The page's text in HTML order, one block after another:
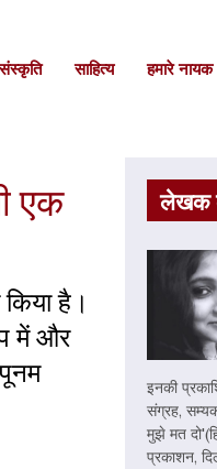
साहित्‍य हमारे नायक
एक
है।
में और
लेखक
इनकी
संग्रह,
मुझे मत
प्रकाशन,